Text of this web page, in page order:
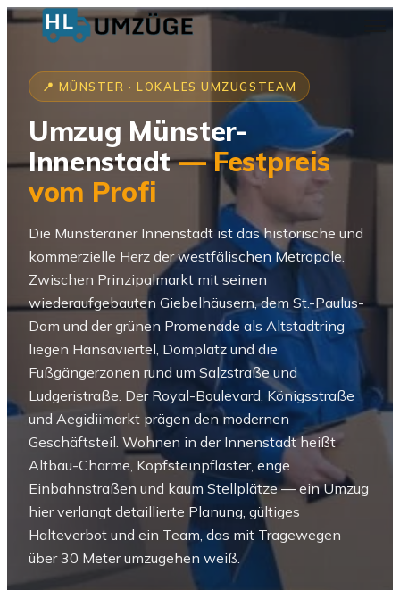
📍 MÜNSTER · LOKALES UMZUGSTEAM
Umzug Münster-
Innenstadt— Festpreis
vom Profi
Die Münsteraner Innenstadt ist das historische und
kommerzielle Herz der westfälischen Metropole.
Zwischen Prinzipalmarkt mit seinen
wiederaufgebauten Giebelhäusern, dem St.-Paulus-
Dom und der grünen Promenade als Altstadtring
liegen Hansaviertel, Domplatz und die
Fußgängerzonen rund um Salzstraße und
Ludgeristraße. Der Royal-Boulevard, Königsstraße
und Aegidiimarkt prägen den modernen
Geschäftsteil. Wohnen in der Innenstadt heißt
Altbau-Charme, Kopfsteinpflaster, enge
Einbahnstraßen und kaum Stellplätze — ein Umzug
hier verlangt detaillierte Planung, gültiges
Halteverbot und ein Team, das mit Tragewegen
über 30 Meter umzugehen weiß.